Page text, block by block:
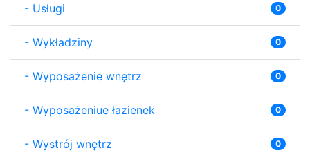
- Usługi 0
- Wykładziny 0
- Wyposażenie wnętrz 0
- Wyposażeniue łazienek 0
- Wystrój wnętrz 0